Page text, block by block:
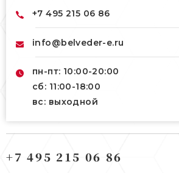
+7 495 215 06 86
info@belveder-e.ru
пн-пт: 10:00-20:00
сб: 11:00-18:00
вс: выходной
Берсеневский переулок, 3/
+7 495 215 06 86